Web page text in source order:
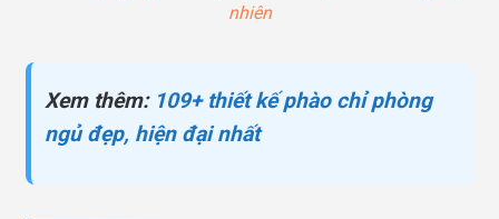
nhiên
Xem thêm: 109+ thiết kế phào chỉ phòng
ngủ đẹp, hiện đại nhất